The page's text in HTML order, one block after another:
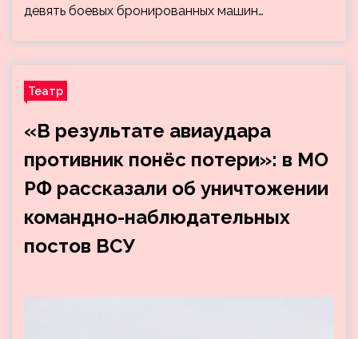
девять боевых бронированных машин…
Театр
«В результате авиаудара
противник понёс потери»: в МО
РФ рассказали об уничтожении
командно-наблюдательных
постов ВСУ